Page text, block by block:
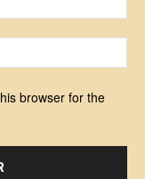
browser for the